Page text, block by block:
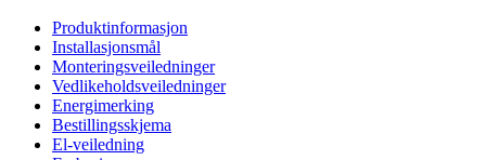
Produktinformasjon
Installasjonsmål
Monteringsveiledninger
Vedlikeholdsveiledninger
Energimerking
Bestillingsskjema
El-veiledning